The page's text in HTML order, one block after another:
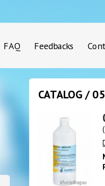
FAQ Feedbacks
CATALOG /